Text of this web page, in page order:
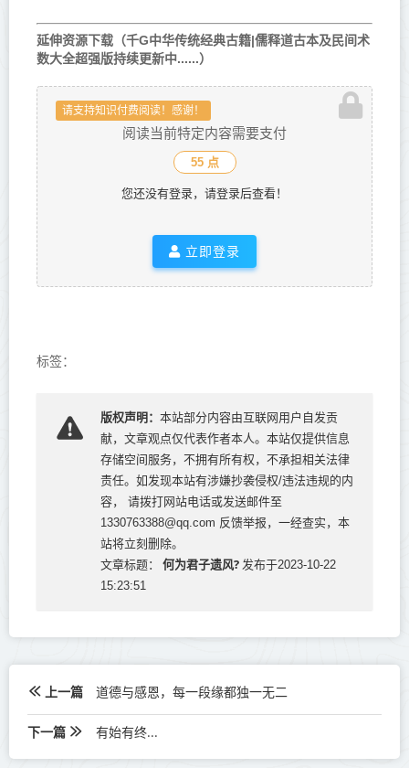
延伸资源下载（千G中华传统经典古籍|儒释道古本及民间术
数大全超强版持续更新中......）
请支持知识付费阅读！感谢！
阅读当前特定内容需要支付
55 点
您还没有登录，请登录后查看！
立即登录
标签：
版权声明： 本站部分内容由互联网用户自发贡
献，文章观点仅代表作者本人。本站仅提供信息
存储空间服务，不拥有所有权，不承担相关法律
责任。如发现本站有涉嫌抄袭侵权/违法违规的内
容， 请拨打网站电话或发送邮件至
1330763388@qq.com 反馈举报，一经查实，本
站将立刻删除。
文章标题：
何为君子遗风? 发布于2023-10-22
15:23:51
上一篇 道德与感恩，每一段缘都独一无二
下一篇 有始有终...